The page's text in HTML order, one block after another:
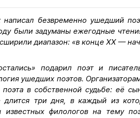
написал безвременно ушедший
были задуманы ежегодные
диапазон: «в конце XX —
подарил поэт и
ушедших поэтов.
в собственной судьбе: её
три дня, в каждый из
известных филологов на тему